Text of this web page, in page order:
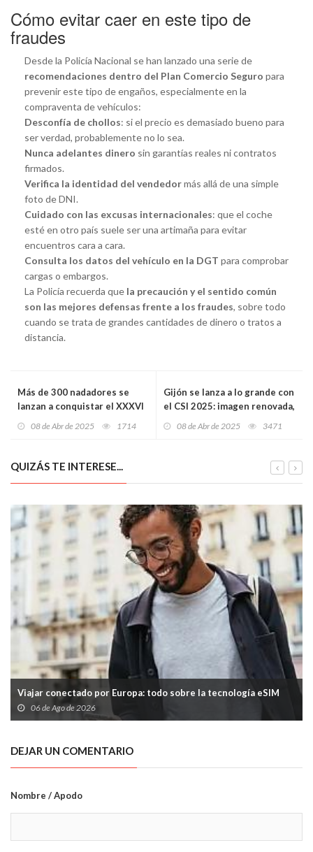
Cómo evitar caer en este tipo de
fraudes
Desde la Policía Nacional se han lanzado una serie de
recomendaciones dentro del Plan Comercio Seguro para
prevenir este tipo de engaños, especialmente en la
compraventa de vehículos:
Desconfía de chollos: si el precio es demasiado bueno para
ser verdad, probablemente no lo sea.
Nunca adelantes dinero sin garantías reales ni contratos
firmados.
Verifica la identidad del vendedormás allá de una simple
foto de DNI.
Cuidado con las excusas internacionales: que el coche
esté en otro país suele ser una artimaña para evitar
encuentros cara a cara.
Consulta los datos del vehículo en la DGT para comprobar
cargas o embargos.
La Policía recuerda que la precaución y el sentido común
son las mejores defensas frente a los fraudes, sobre todo
cuando se trata de grandes cantidades de dinero o tratos a
distancia.
Más de 300 nadadores se
lanzan a conquistar el XXXVI
08 de Abr de 2025 1714
Gijón se lanza a lo grande con
el CSI 2025: imagen renovada,
08 de Abr de 2025 3471
QUIZÁS TE INTERESE...
Viajar conectado por Europa: todo sobre la tecnología eSIM
06 de Ago de 2026
DEJAR UN COMENTARIO
Nombre / Apodo